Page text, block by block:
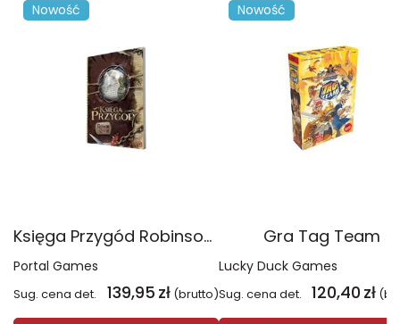
Nowość
Księga Przygód Robinson Crusoe
Portal Games
Sug. cena det. 139,95 zł (brutto)
Nowość
Gra Tag Team
Lucky Duck Games
Sug. cena det. 120,40 zł